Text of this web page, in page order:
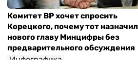
Комитет ВР хочет спросить
Корецкого, почему тот назначил
нового главу Минцифры без
предварительного обсуждения
Инфографика